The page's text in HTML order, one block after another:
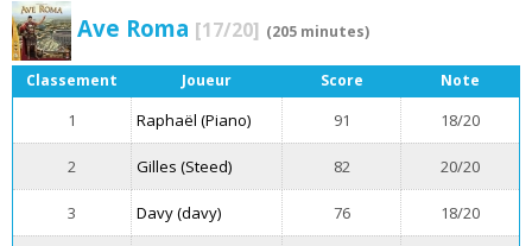
Ave Roma [17/20] (205 minutes)
Classement Joueur Score Note
1 Raphaël (Piano) 91 18/20
2 Gilles (Steed) 82 20/20
3 Davy (davy) 76 18/20